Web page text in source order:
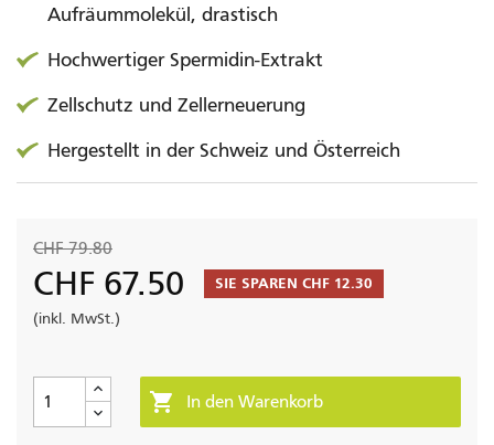
Aufräummolekül, drastisch
Hochwertiger Spermidin-Extrakt
Zellschutz und Zellerneuerung
Hergestellt in der Schweiz und Österreich
CHF 79.80
CHF 67.50 SIE SPAREN CHF 12.30
(inkl. MwSt.)
 In den Warenkorb